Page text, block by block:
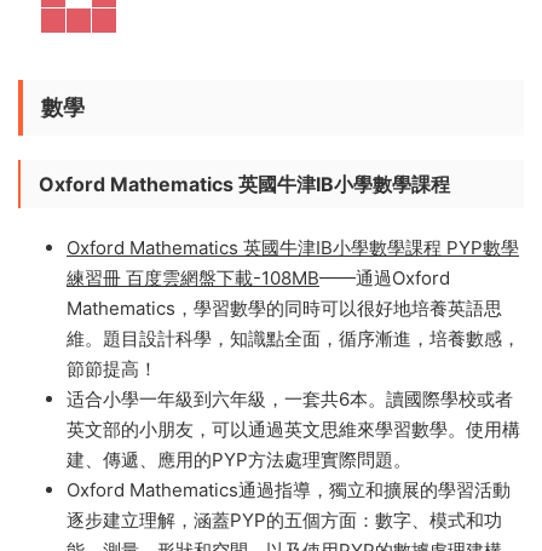
數學
Oxford Mathematics 英國牛津IB小學數學課程
Oxford Mathematics 英國牛津IB小學數學課程 PYP數學
練習冊 百度雲網盤下載-108MB——通過Oxford
Mathematics，學習數學的同時可以很好地培養英語思
維。題目設計科學，知識點全面，循序漸進，培養數感，
節節提高！